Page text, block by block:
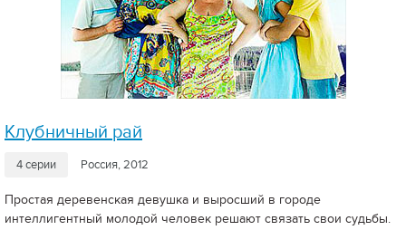
Клубничный рай
4 серии Россия, 2012
Простая деревенская девушка и выросший в городе
интеллигентный молодой человек решают связать свои судьбы.